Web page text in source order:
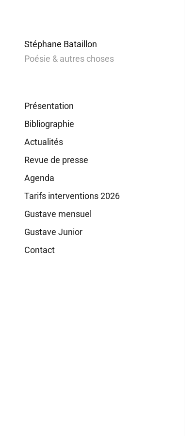
Stéphane Bataillon
Poésie & autres choses
Présentation
Bibliographie
Actualités
Revue de presse
Agenda
Tarifs interventions 2026
Gustave mensuel
Gustave Junior
Contact